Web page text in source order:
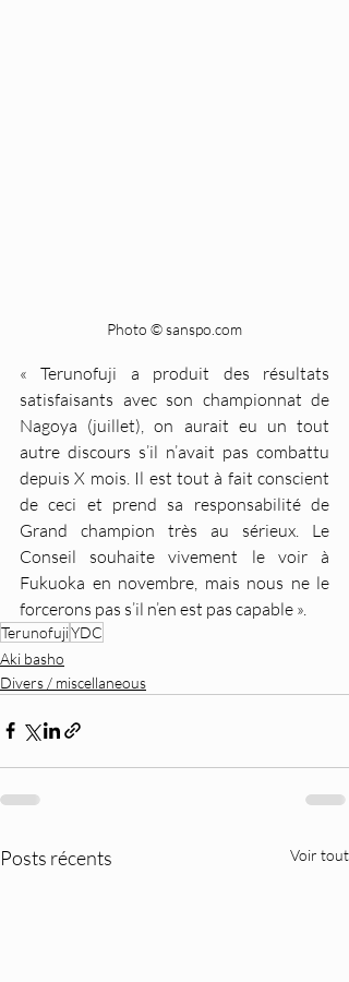
Photo © sanspo.com
« Terunofuji a produit des résultats
satisfaisants avec son championnat de
Nagoya (juillet), on aurait eu un tout
autre discours s’il n’avait pas combattu
depuis X mois. Il est tout à fait conscient
de ceci et prend sa responsabilité de
Grand champion très au sérieux. Le
Conseil souhaite vivement le voir à
Fukuoka en novembre, mais nous ne le
forcerons pas s’il n’en est pas capable ».
TerunofujiYDC
Aki basho
Divers / miscellaneous
Posts récents Voir tout